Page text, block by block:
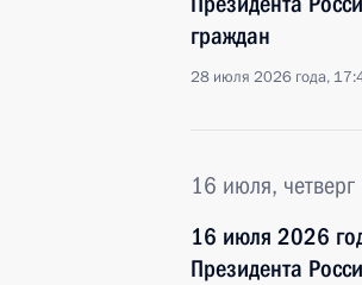
граждан
28 июля 2026 года,
16 июля, четверг
16 июля 2026
Президента